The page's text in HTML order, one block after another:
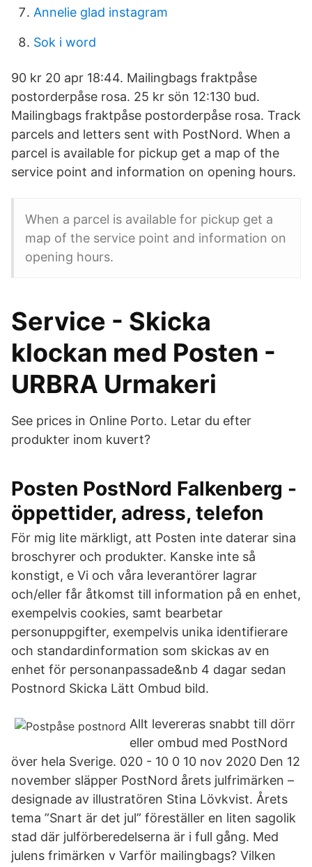
Annelie glad instagram
Sok i word
90 kr 20 apr 18:44. Mailingbags fraktpåse
postorderpåse rosa. 25 kr sön 12:130 bud.
Mailingbags fraktpåse postorderpåse rosa. Track
parcels and letters sent with PostNord. When a
parcel is available for pickup get a map of the
service point and information on opening hours.
When a parcel is available for pickup get a
map of the service point and information on
opening hours.
Service - Skicka
klockan med Posten -
URBRA Urmakeri
See prices in Online Porto. Letar du efter
produkter inom kuvert?
Posten PostNord Falkenberg -
öppettider, adress, telefon
För mig lite märkligt, att Posten inte daterar sina
broschyrer och produkter. Kanske inte så
konstigt, e Vi och våra leverantörer lagrar
och/eller får åtkomst till information på en enhet,
exempelvis cookies, samt bearbetar
personuppgifter, exempelvis unika identifierare
och standardinformation som skickas av en
enhet för personanpassade&nb 4 dagar sedan
Postnord Skicka Lätt Ombud bild.
Allt levereras snabbt till dörr
eller ombud med PostNord
över hela Sverige. 020 - 10 0 10 nov 2020 Den 12
november släpper PostNord årets julfrimärken –
designade av illustratören Stina Lövkvist. Årets
tema ”Snart är det jul” föreställer en liten sagolik
stad där julförberedelserna är i full gång. Med
julens frimärken v Varför mailingbags? Vilken